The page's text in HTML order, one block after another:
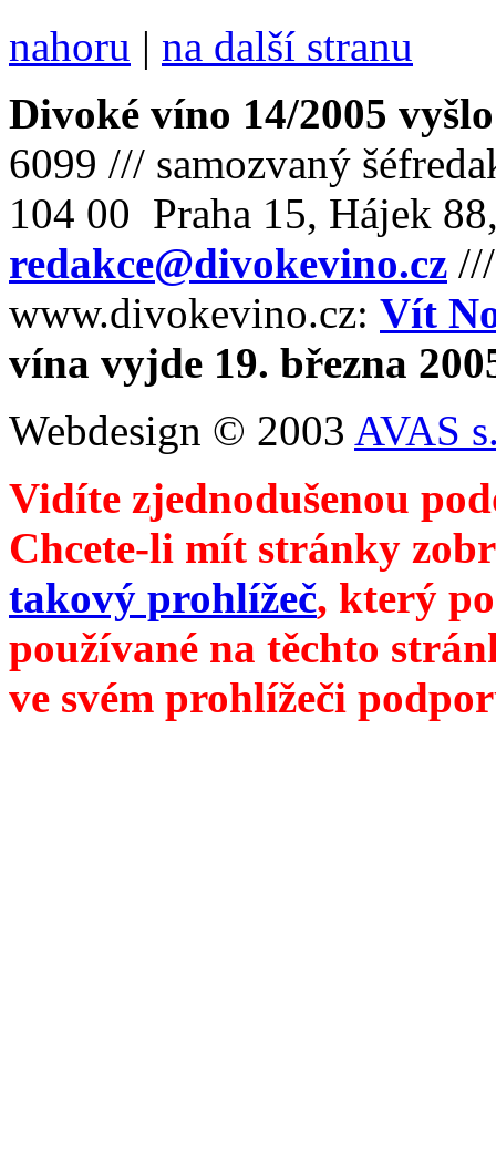
nahoru | na další stranu
Divoké víno 14/2005
6099 /// samozvaný
104 00 Praha 15, Hájek
redakce@divokevino.cz
www.divokevino.cz: Vít
vína vyjde 19. března
Webdesign © 2003 AVAS
Vidíte zjednodušenou
Chcete-li mít stránky
takový prohlížeč, který
používané na těchto
ve svém prohlížeči